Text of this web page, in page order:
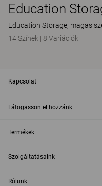
Education
Education Storage, magas
14 Színek | 8 Variációk
Kapcsolat
Látogasson el hozzánk
Termékek
Szolgáltatásaink
Rólunk